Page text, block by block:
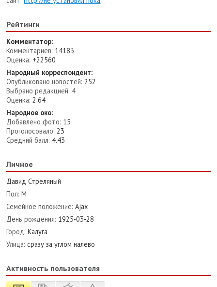
Рейтинги
Комментатор:
Комментариев: 14183
Оценка: +22560
Народный корреспондент:
Опубликовано новостей: 252
Выбрано редакцией: 4
Оценка: 2.64
Народное око:
Добавлено фото: 15
Проголосовало: 23
Средний балл: 4.43
Личное
Давид Стреляный
Пол: М
Семейное положение: Ajax
День рождения: 1925-03-28
Город: Калуга
Улица: сразу за углом налево
Активность пользователя